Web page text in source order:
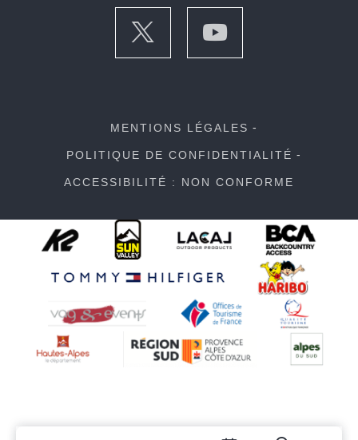
MENTIONS LÉGALES
POLITIQUE DE CONFIDENTIALITÉ
ACCESSIBILITÉ : NON CONFORME